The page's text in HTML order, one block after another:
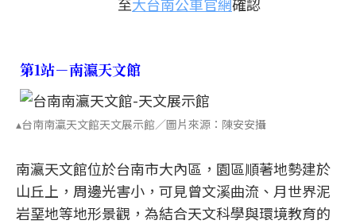
第1站－南瀛天文館
▴台南南瀛天文館天文展示館／圖片來源：陳安安攝
南瀛天文館位於台南市大內區，園區順著地勢建於
山丘上，周邊光害小，可見曾文溪曲流、月世界泥
岩堊地等地形景觀，為結合天文科學與環境教育的